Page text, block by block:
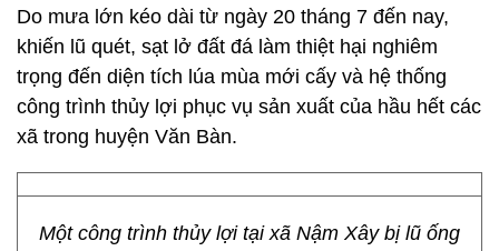
Do mưa lớn kéo dài từ ngày 20 tháng 7 đến nay,
khiến lũ quét, sạt lở đất đá làm thiệt hại nghiêm
trọng đến diện tích lúa mùa mới cấy và hệ thống
công trình thủy lợi phục vụ sản xuất của hầu hết các
xã trong huyện Văn Bàn.
Một công trình thủy lợi tại xã Nậm Xây bị lũ ống